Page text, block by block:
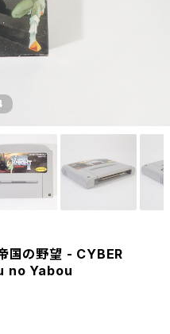
帝国の野望 - CYBER
no Yabou